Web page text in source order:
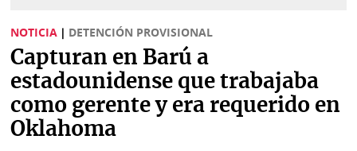
Sociedad
Judiciales
Política
Economía
Status
K
Vivir+
NOTICIA | DETENCIÓN PROVISIONAL
Capturan en Barú a
estadounidense que trabajaba
como gerente y era requerido en
Oklahoma